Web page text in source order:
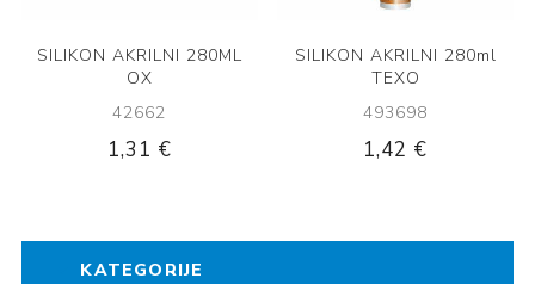
SILIKON AKRILNI 280ML
OX
42662
1,31 €
SILIKON AKRILNI 280ml
TEXO
493698
1,42 €
KATEGORIJE